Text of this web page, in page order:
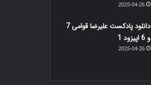
2025-04-26
دانلود پادکست علیرضا قوامی 7
و 6 اپیزود 1
2025-04-26